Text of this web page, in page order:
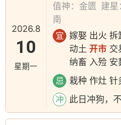
2026.8
10
星期一
值神：金匮 建星
南
宜
嫁娶 出火
动土开市 交
纳畜 入殓 安
忌 栽种 作灶 针
冲 此日冲狗，